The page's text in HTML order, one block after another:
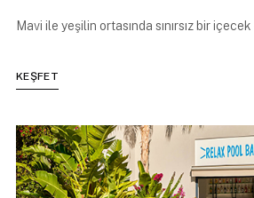
Mavi ile yeşilin ortasında sınırsız bir
KEŞFET